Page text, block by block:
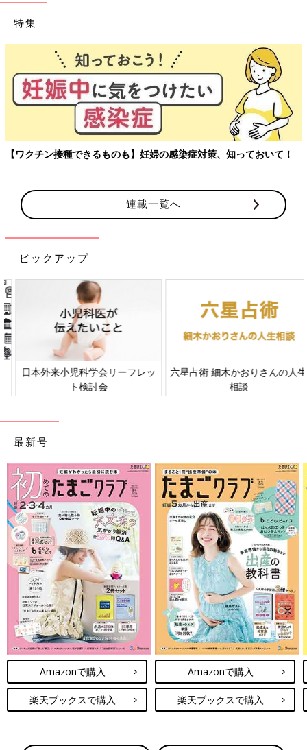
特集
【ワクチン接種できるものも】妊婦の感染症対策、知っておいて！
連載一覧へ
ピックアップ
日本外来小児科学会リーフレッ
ト検討会
六星占術 細木かおりさんの人生
相談
最新号
Amazonで購入
楽天ブックスで購入
Amazonで購入
楽天ブックスで購入